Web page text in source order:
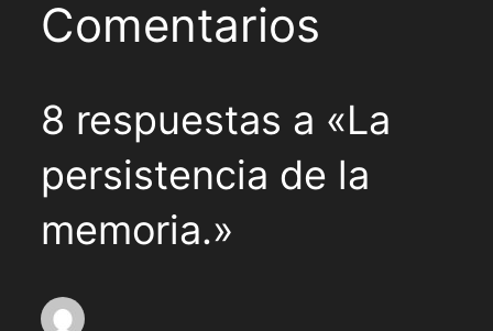
Comentarios
8 respuestas a «La
persistencia de la
memoria.»